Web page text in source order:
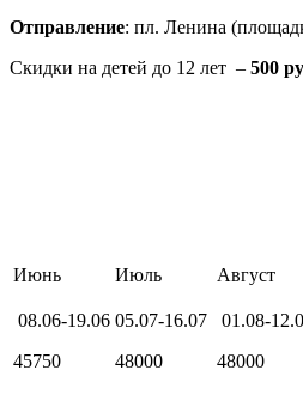
Отправление: пл. Ленина
Скидки на детей до 12 лет – 500
Июнь Июль Август
08.06-19.06
45750
05.07-16.07
48000
01.08-
48000